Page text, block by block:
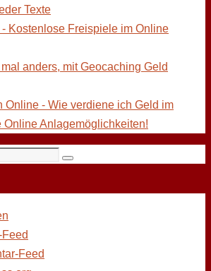
Texte
Kostenlose Freispiele im Online
anders, mit Geocaching Geld
Online - Wie verdiene ich Geld im
Online Anlagemöglichkeiten!
Suchen
Feed